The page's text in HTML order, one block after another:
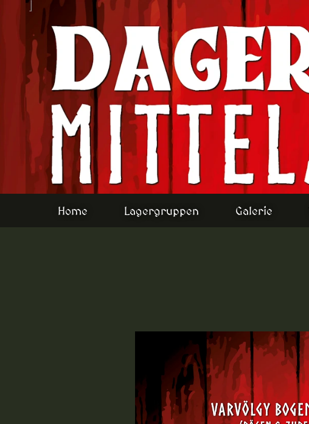
Home Lagergruppen Galerie